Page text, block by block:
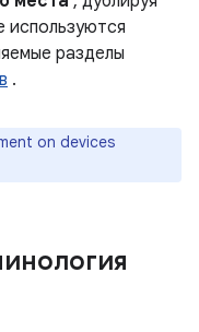
используются
разделы
.
on devices